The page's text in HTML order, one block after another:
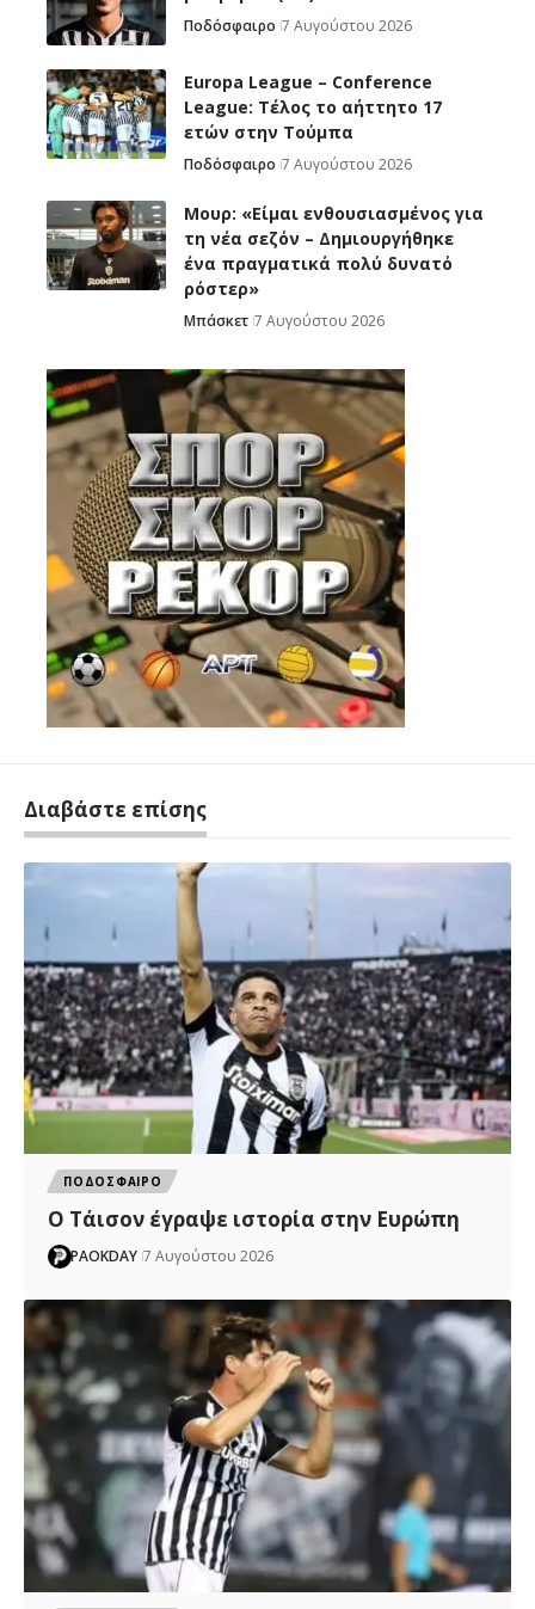
Ποδόσφαιρο 7 Αυγούστου 2026
Europa League – Conference
League: Τέλος το αήττητο 17
ετών στην Τούμπα
Ποδόσφαιρο 7 Αυγούστου 2026
Μουρ: «Είμαι ενθουσιασμένος για
τη νέα σεζόν – Δημιουργήθηκε
ένα πραγματικά πολύ δυνατό
ρόστερ»
Μπάσκετ 7 Αυγούστου 2026
Διαβάστε επίσης
ΠΟΔΟΣΦΑΙΡΟ
Ο Τάισον έγραψε ιστορία στην Ευρώπη
PAOKDAY 7 Αυγούστου 2026